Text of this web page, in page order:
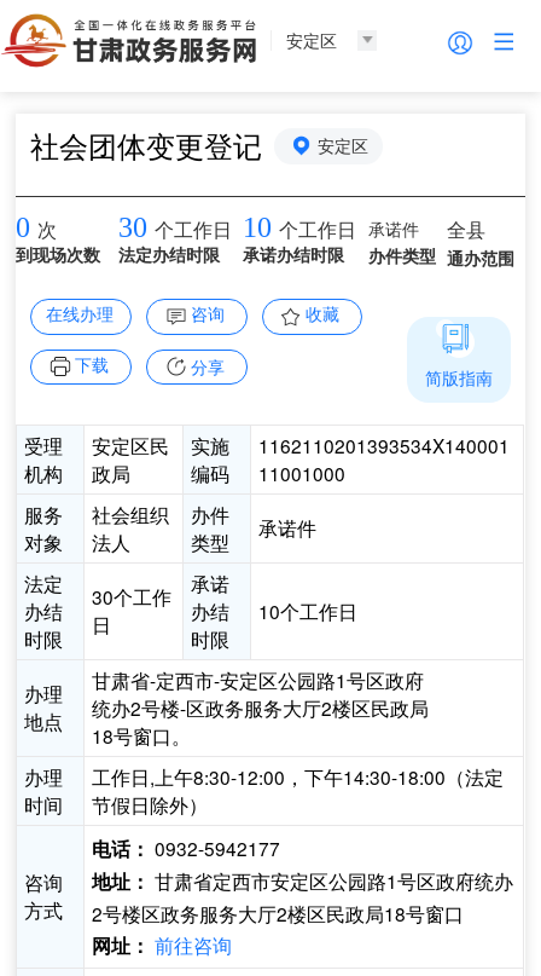
安定区
社会团体变更登记 安定区
0 次
到现场次数
30 个工作日
法定办结时限
10 个工作日
承诺办结时限
承诺件
办件类型
全县
通办范围
在线办理 咨询 收藏
下载 分享
受理
机构
安定区民
政局
实施
编码
1162110201393534X140001
11001000
服务
对象
社会组织
法人
办件
类型
承诺件
法定
办结
时限
30个工作
日
承诺
办结
时限
10个工作日
办理
地点
甘肃省-定西市-安定区公园路1号区政府
统办2号楼-区政务服务大厅2楼区民政局
18号窗口。
办理
时间
工作日,上午8:30-12:00，下午14:30-18:00（法定
节假日除外）
咨询
方式
电话： 0932-5942177
地址： 甘肃省定西市安定区公园路1号区政府统办
2号楼区政务服务大厅2楼区民政局18号窗口
网址： 前往咨询
简版指南